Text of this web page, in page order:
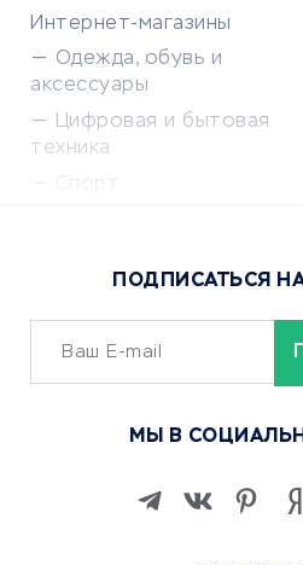
Интернет-магазины
Одежда, обувь и
аксессуары
Цифровая и бытовая
техника
Сервисы доставки
ОБУЧЕНИЕ И РАБОТА
Изучение иностранных
ПОДПИСАТЬСЯ
МЫ В